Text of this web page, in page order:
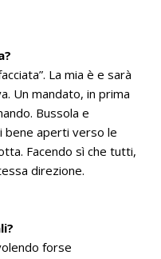
La mia è e sarà
Un mandato, in prima
Bussola e
bene aperti verso le
Facendo sì che tutti,
direzione.
forse